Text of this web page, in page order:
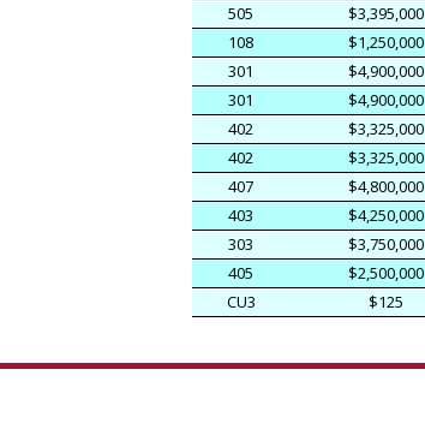
505
$3,395,000
108
$1,250,000
301
$4,900,000
301
$4,900,000
402
$3,325,000
402
$3,325,000
407
$4,800,000
403
$4,250,000
303
$3,750,000
405
$2,500,000
CU3
$125